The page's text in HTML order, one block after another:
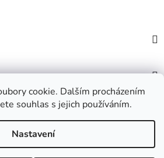
cookie. Dalším procházením
souhlas s jejich používáním.
Nastavení
podmínky Kontakty